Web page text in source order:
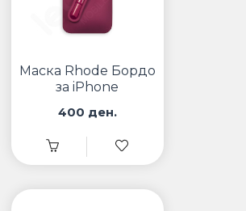
Маска Rhode Бордо
за iPhone
400 ден.